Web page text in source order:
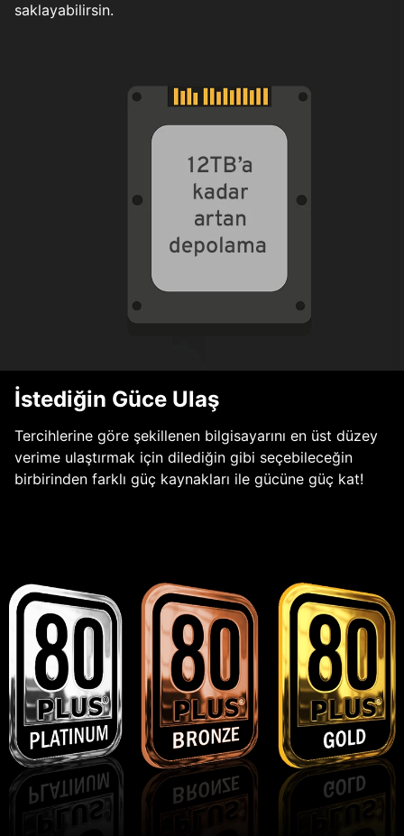
saklayabilirsin.
İstediğin Güce Ulaş
Tercihlerine göre şekillenen bilgisayarını en üst düzey
verime ulaştırmak için dilediğin gibi seçebileceğin
birbirinden farklı güç kaynakları ile gücüne güç kat!